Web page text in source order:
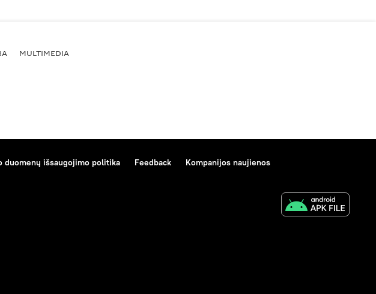
MULTIMEDIA
duomenų išsaugojimo politika Feedback Kompanijos naujienos